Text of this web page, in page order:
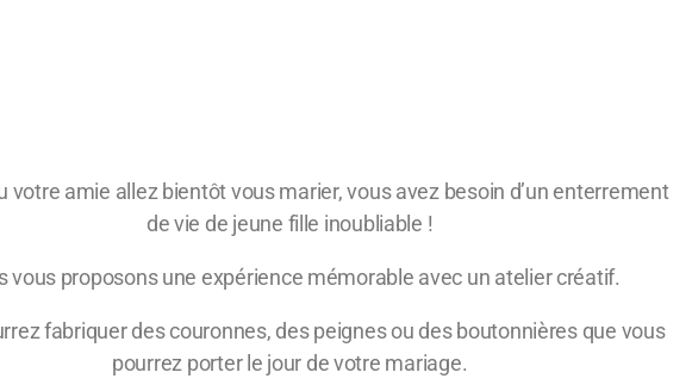
votre amie allez bientôt vous marier, vous avez besoin d’un enterrement
de vie de jeune fille inoubliable !
vous proposons une expérience mémorable avec un atelier créatif.
fabriquer des couronnes, des peignes ou des boutonnières que vous
pourrez porter le jour de votre mariage.